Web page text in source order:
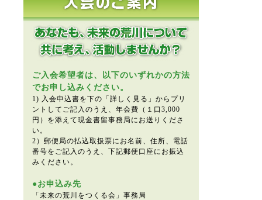
ご入会希望者は、以下のいずれかの方法
でお申し込みください。
1) 入会申込書を下の「詳しく見る」からプリ
ントしてご記入のうえ、年会費（１口3,000
円）を添えて現金書留事務局にお送りくださ
い。
2）郵便局の払込取扱票にお名前、住所、電話
番号をご記入のうえ、下記郵便口座にお振込
みください。
●お申込み先
「未来の荒川をつくる会」事務局